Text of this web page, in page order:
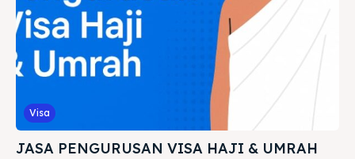
Visa
JASA PENGURUSAN VISA HAJI & UMRAH